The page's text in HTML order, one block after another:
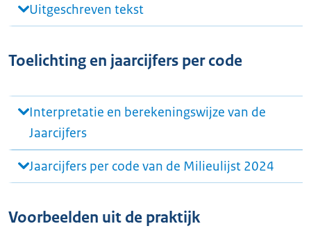
Uitgeschreven tekst
Toelichting en jaarcijfers per code
Interpretatie en berekeningswijze van de
Jaarcijfers
Jaarcijfers per code van de Milieulijst 2024
Voorbeelden uit de praktijk